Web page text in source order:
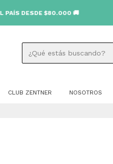
$80.000 🚚
CLUB ZENTNER NOSOTROS